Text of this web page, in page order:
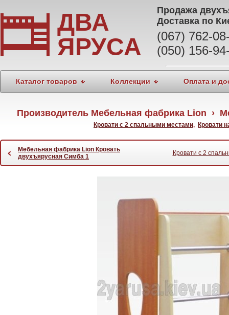
ДВА
ЯРУСА
Продажа
Доставка по
(067) 762-
(050) 156-
Каталог товаров Коллекции Оплата и
Производитель Мебельная фабрика Lion ›
Кровати с 2 спальными местами, Кровати
‹
Мебельная фабрика Lion Кровать
двухъярусная Симба 1
Кровати с 2